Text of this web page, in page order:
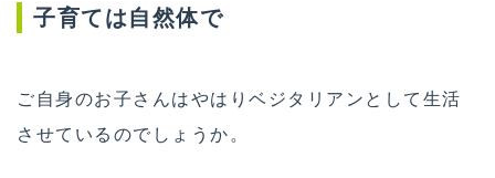
子育ては自然体で
ご自身のお子さんはやはりベジタリアンとして生活
させているのでしょうか。